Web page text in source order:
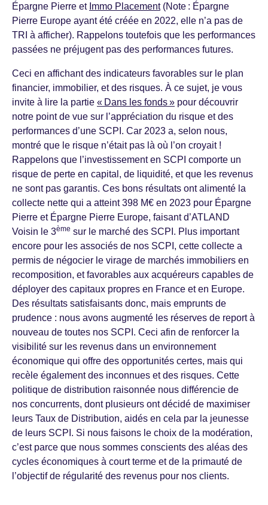
Épargne Pierre et Immo Placement(Note : Épargne
Pierre Europe ayant été créée en 2022, elle n’a pas de
TRI à afficher). Rappelons toutefois que les performances
passées ne préjugent pas des performances futures.
Ceci en affichant des indicateurs favorables sur le plan
financier, immobilier, et des risques. À ce sujet, je vous
invite à lire la partie « Dans les fonds » pour découvrir
notre point de vue sur l’appréciation du risque et des
performances d’une SCPI. Car 2023 a, selon nous,
montré que le risque n’était pas là où l’on croyait !
Rappelons que l’investissement en SCPI comporte un
risque de perte en capital, de liquidité, et que les revenus
ne sont pas garantis. Ces bons résultats ont alimenté la
collecte nette qui a atteint 398 M€ en 2023 pour Épargne
Pierre et Épargne Pierre Europe, faisant d’ATLAND
Voisin le 3ème sur le marché des SCPI. Plus important
encore pour les associés de nos SCPI, cette collecte a
permis de négocier le virage de marchés immobiliers en
recomposition, et favorables aux acquéreurs capables de
déployer des capitaux propres en France et en Europe.
Des résultats satisfaisants donc, mais emprunts de
prudence : nous avons augmenté les réserves de report à
nouveau de toutes nos SCPI. Ceci afin de renforcer la
visibilité sur les revenus dans un environnement
économique qui offre des opportunités certes, mais qui
recèle également des inconnues et des risques. Cette
politique de distribution raisonnée nous différencie de
nos concurrents, dont plusieurs ont décidé de maximiser
leurs Taux de Distribution, aidés en cela par la jeunesse
de leurs SCPI. Si nous faisons le choix de la modération,
c’est parce que nous sommes conscients des aléas des
cycles économiques à court terme et de la primauté de
l’objectif de régularité des revenus pour nos clients.